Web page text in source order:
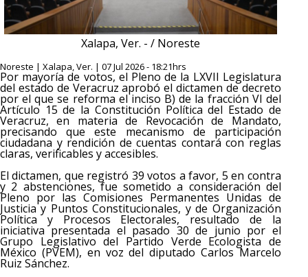
Xalapa, Ver. - / Noreste
Noreste | Xalapa, Ver. | 07 Jul 2026 - 18:21hrs
Por mayoría de votos, el Pleno de la LXVII Legislatura
del estado de Veracruz aprobó el dictamen de decreto
por el que se reforma el inciso B) de la fracción VI del
Artículo 15 de la Constitución Política del Estado de
Veracruz, en materia de Revocación de Mandato,
precisando que este mecanismo de participación
ciudadana y rendición de cuentas contará con reglas
claras, verificables y accesibles.
El dictamen, que registró 39 votos a favor, 5 en contra
y 2 abstenciones, fue sometido a consideración del
Pleno por las Comisiones Permanentes Unidas de
Justicia y Puntos Constitucionales, y de Organización
Política y Procesos Electorales, resultado de la
iniciativa presentada el pasado 30 de junio por el
Grupo Legislativo del Partido Verde Ecologista de
México (PVEM), en voz del diputado Carlos Marcelo
Ruiz Sánchez.